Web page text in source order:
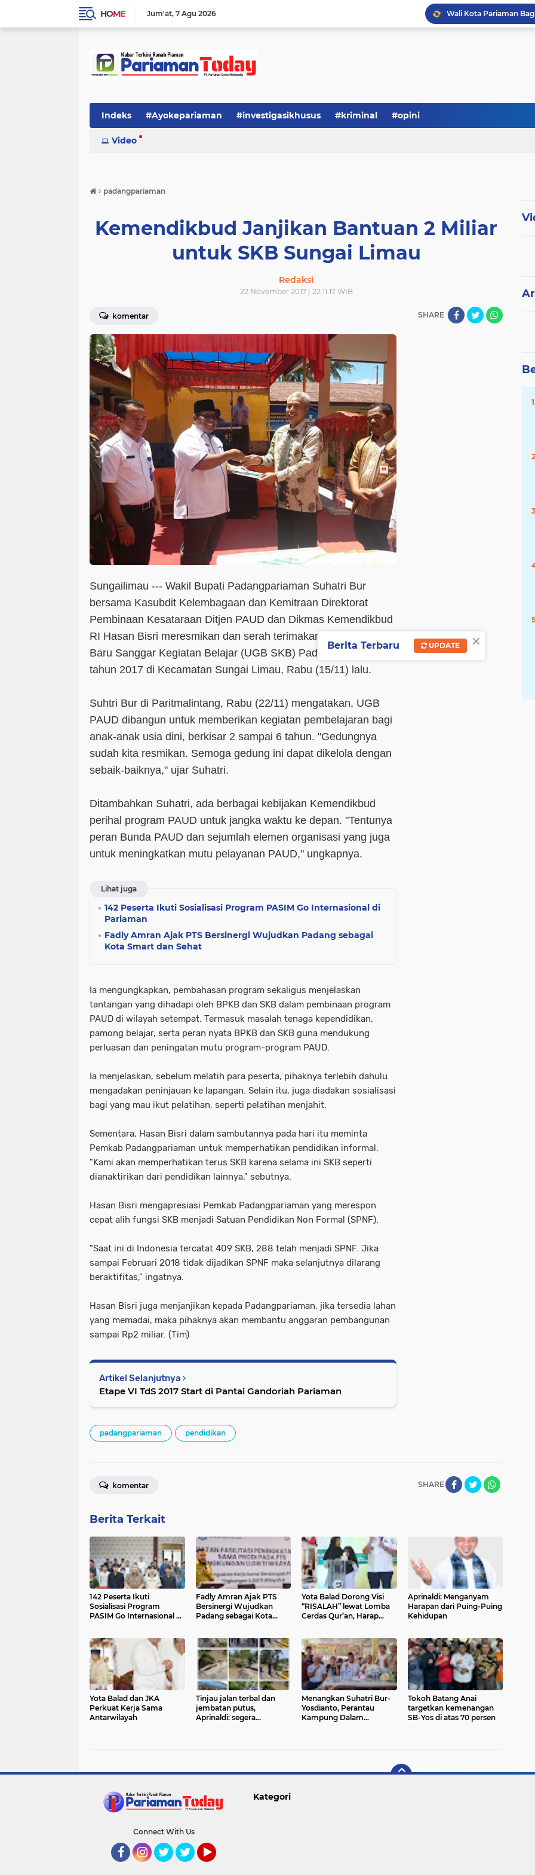
HOME Jum'at 7 Agu 2026
Indeks #Ayokepariaman #investigasikhusus #kriminal #opini
Video
› padangpariaman
Kemendikbud Janjikan Bantuan 2 Miliar
untuk SKB Sungai Limau
Redaksi
22 November 2017 | 22.11.17 WIB
komentar SHARE
Sungailimau --- Wakil Bupati Padangpariaman Suhatri Bur
bersama Kasubdit Kelembagaan dan Kemitraan Direktorat
Pembinaan Kesataraan Ditjen PAUD dan Dikmas Kemendikbud
RI Hasan Bisri meresmikan dan serah terimakan Unit Gedung
Baru Sanggar Kegiatan Belajar (UGB SKB) Padangpariaman
tahun 2017 di Kecamatan Sungai Limau, Rabu (15/11) lalu.
Suhtri Bur di Paritmalintang, Rabu (22/11) mengatakan, UGB
PAUD dibangun untuk memberikan kegiatan pembelajaran bagi
anak-anak usia dini, berkisar 2 sampai 6 tahun. "Gedungnya
sudah kita resmikan. Semoga gedung ini dapat dikelola dengan
sebaik-baiknya," ujar Suhatri.
Ditambahkan Suhatri, ada berbagai kebijakan Kemendikbud
perihal program PAUD untuk jangka waktu ke depan. "Tentunya
peran Bunda PAUD dan sejumlah elemen organisasi yang juga
untuk meningkatkan mutu pelayanan PAUD," ungkapnya.
Lihat juga
142 Peserta Ikuti Sosialisasi Program PASIM Go Internasional di
Pariaman
Fadly Amran Ajak PTS Bersinergi Wujudkan Padang sebagai
Kota Smart dan Sehat
Ia mengungkapkan, pembahasan program sekaligus menjelaskan
tantangan yang dihadapi oleh BPKB dan SKB dalam pembinaan program
PAUD di wilayah setempat. Termasuk masalah tenaga kependidikan,
pamong belajar, serta peran nyata BPKB dan SKB guna mendukung
perluasan dan peningatan mutu program-program PAUD.
Ia menjelaskan, sebelum melatih para peserta, pihaknya terlebih dahulu
mengadakan peninjauan ke lapangan. Selain itu, juga diadakan sosialisasi
bagi yang mau ikut pelatihan, seperti pelatihan menjahit.
Sementara, Hasan Bisri dalam sambutannya pada hari itu meminta
Pemkab Padangpariaman untuk memperhatikan pendidikan informal.
"Kami akan memperhatikan terus SKB karena selama ini SKB seperti
dianaktirikan dari pendidikan lainnya," sebutnya.
Hasan Bisri mengapresiasi Pemkab Padangpariaman yang merespon
cepat alih fungsi SKB menjadi Satuan Pendidikan Non Formal (SPNF).
"Saat ini di Indonesia tercatat 409 SKB, 288 telah menjadi SPNF. Jika
sampai Februari 2018 tidak dijadikan SPNF maka selanjutnya dilarang
beraktifitas," ingatnya.
Hasan Bisri juga menjanjikan kepada Padangpariaman, jika tersedia lahan
yang memadai, maka pihaknya akan membantu anggaran pembangunan
sampai Rp2 miliar. (Tim)
Artikel Selanjutnya
Etape VI TdS 2017 Start di Pantai Gandoriah Pariaman
padangpariaman pendidikan
SHARE
komentar
Berita Terkait
142 Peserta Ikuti
Sosialisasi Program
PASIM Go Internasional di
Fadly Amran Ajak PTS
Bersinergi Wujudkan
Padang sebagai Kota
Yota Balad Dorong Visi
“RISALAH” lewat Lomba
Cerdas Qur’an, Harap
Aprinaldi: Menganyam
Harapan dari Puing-Puing
Kehidupan
Yota Balad dan JKA
Perkuat Kerja Sama
Antarwilayah
Tinjau jalan terbal dan
jembatan putus,
Aprinaldi: segera
Menangkan Suhatri Bur-
Yosdianto, Perantau
Kampung Dalam
Tokoh Batang Anai
targetkan kemenangan
SB-Yos di atas 70 persen
Connect With Us
Kategori
×
Berita Terbaru UPDATE